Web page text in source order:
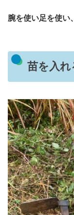
腕を使い足を使い
苗を入